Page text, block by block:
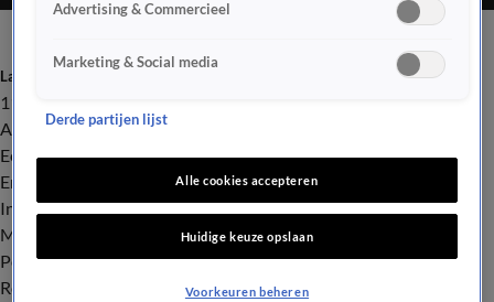
Laatste nieuws
112
Advies & Tips
Economie
Entertainment
Infrastructuur
Milieu en Gezondheid
Politiek
Royalty
Advertising & Commercieel
Marketing & Social media
Derde partijen lijst
Alle cookies accepteren
Huidige keuze opslaan
Voorkeuren beheren